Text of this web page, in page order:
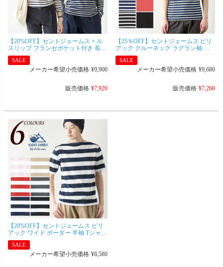
【20%OFF】セントジェームス × ル
スリップ フランセポケット付き 長袖
カットソー BALADE LSF 4836
SAINT JAMES / Le Slip Francais メン
ズ ロングTシャツ ロンT
SALE
メーカー希望小売価格 ¥9,900
販売価格 ¥7,920
【25％OFF】セントジェームス ピリ
アック クルーネック ラグラン袖 ５
分袖 ボーダー 無地 Tシャツ 半袖
PIRIAC RAGLAN RIB [ネコポス可]
SALE
メーカー希望小売価格 ¥9,680
販売価格 ¥7,260
【20%OFF】セントジェームス ピリ
アック ワイド ボーダー 半袖 Tシャツ
PIRIAC WIDE BORDER [ネコポス可]
SALE
メーカー希望小売価格 ¥8,580